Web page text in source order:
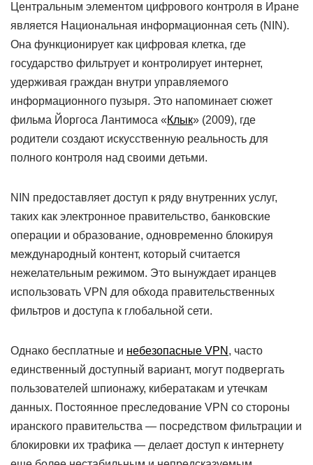
Центральным элементом цифрового контроля в Иране
является Национальная информационная сеть (NIN).
Она функционирует как цифровая клетка, где
государство фильтрует и контролирует интернет,
удерживая граждан внутри управляемого
информационного пузыря. Это напоминает сюжет
фильма Йоргоса Лантимоса «Клык» (2009), где
родители создают искусственную реальность для
полного контроля над своими детьми.
NIN предоставляет доступ к ряду внутренних услуг,
таких как электронное правительство, банковские
операции и образование, одновременно блокируя
международный контент, который считается
нежелательным режимом. Это вынуждает иранцев
использовать VPN для обхода правительственных
фильтров и доступа к глобальной сети.
Однако бесплатные и небезопасные VPN , часто
единственный доступный вариант, могут подвергать
пользователей шпионажу, кибератакам и утечкам
данных. Постоянное преследование VPN со стороны
иранского правительства — посредством фильтрации и
блокировки их трафика — делает доступ к интернету